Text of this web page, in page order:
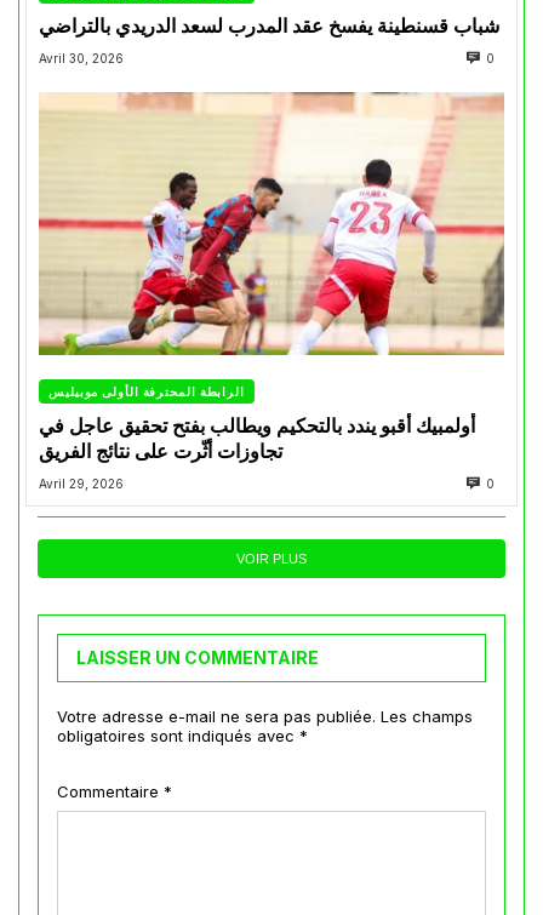
شباب قسنطينة يفسخ عقد المدرب لسعد الدريدي بالتراضي
Avril 30, 2026 0
الرابطة المحترفة الأولى موبيليس
أولمبيك أقبو يندد بالتحكيم ويطالب بفتح تحقيق عاجل في
تجاوزات أثّرت على نتائج الفريق
Avril 29, 2026 0
VOIR PLUS
LAISSER UN COMMENTAIRE
Votre adresse e-mail ne sera pas publiée. Les champs
obligatoires sont indiqués avec *
Commentaire *